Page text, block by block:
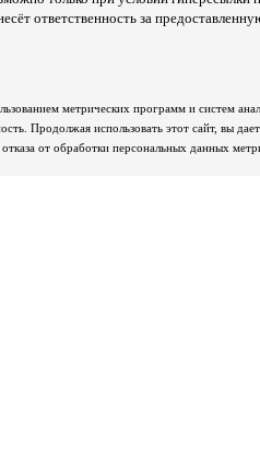
ответственность за
метрических программ и систем
Продолжая использовать этот сайт,
от обработки персональных данных